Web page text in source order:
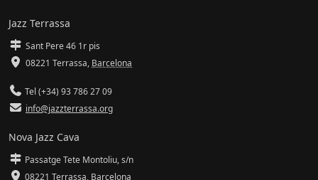
Jazz Terrassa
Sant Pere 46 1r pis
08221 Terrassa, Barcelona
Tel (+34) 93 786 27 09
info@jazzterrassa.org
Nova Jazz Cava
Passatge Tete Montoliu, s/n
08221 Terrassa, Barcelona